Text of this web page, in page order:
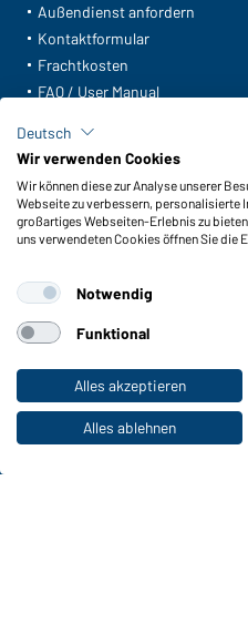
Zum
Außendienst anfordern
Kontaktformular
Frachtkosten
FAQ / User Manual
Meldeportal nach
Funktionen & Pflege
Produkteigenschaften
Pflegehinweise
Farben
WORKWEAR
Die ideale Wahl für
entdecken!
Deutsch
Wir verwenden Cookies
Wir können diese zur Analyse unserer
Webseite zu verbessern, personalisierte
großartiges Webseiten-Erlebnis zu
uns verwendeten Cookies öffnen Sie die
Notwendig
Funktional
Alles akzeptieren
Alles ablehnen